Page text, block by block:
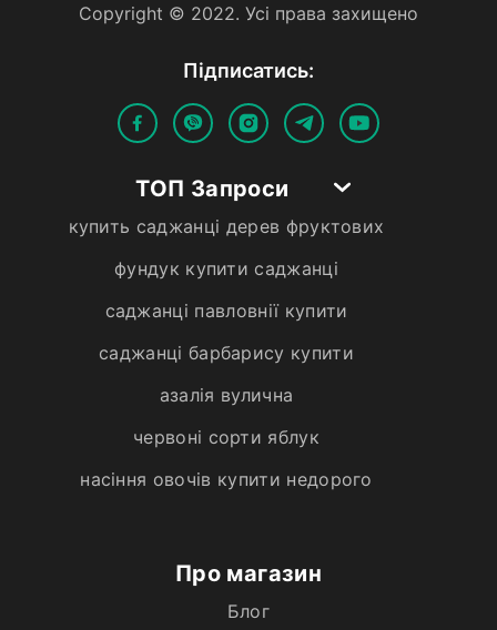
Copyright © 2022. Усi права захищено
Пiдписатись:
ТОП Запроси
купить саджанці дерев фруктових
фундук купити саджанці
саджанці павловнії купити
саджанці барбарису купити
азалія вулична
червоні сорти яблук
насіння овочів купити недорого
Про магазин
Блог